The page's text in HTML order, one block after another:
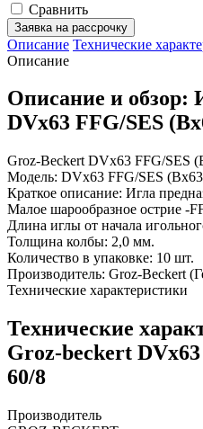
Сравнить
Заявка на рассрочку
Описание Технические
Описание
Описание и обзор:
DVx63 FFG/SES
Groz-Beckert DVx63 FFG/SES
Модель: DVx63 FFG/SES
Краткое описание: Игла
Малое шарообразное острие -
Длина иглы от начала
Толщина колбы: 2,0 мм.
Количество в упаковке: 10 шт.
Производитель: Groz-Beckert
Технические характеристики
Технические
Groz-beckert
60/8
Производитель